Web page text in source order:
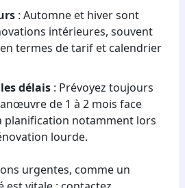
: Automne et hiver sont
intérieures, souvent
termes de tarif et calendrier
délais: Prévoyez toujours
de 1 à 2 mois face
planification notamment lors
lourde.
urgentes, comme un